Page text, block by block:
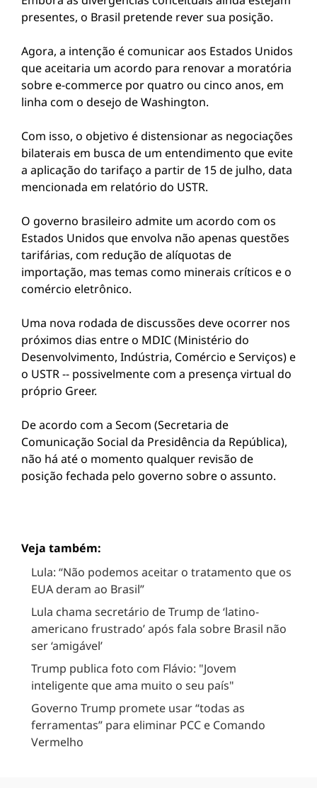
presentes, o Brasil pretende rever sua posição.
Agora, a intenção é comunicar aos Estados Unidos
que aceitaria um acordo para renovar a moratória
sobre e-commerce por quatro ou cinco anos, em
linha com o desejo de Washington.
Com isso, o objetivo é distensionar as negociações
bilaterais em busca de um entendimento que evite
a aplicação do tarifaço a partir de 15 de julho, data
mencionada em relatório do USTR.
O governo brasileiro admite um acordo com os
Estados Unidos que envolva não apenas questões
tarifárias, com redução de alíquotas de
importação, mas temas como minerais críticos e o
comércio eletrônico.
Uma nova rodada de discussões deve ocorrer nos
próximos dias entre o MDIC (Ministério do
Desenvolvimento, Indústria, Comércio e Serviços) e
o USTR -- possivelmente com a presença virtual do
próprio Greer.
De acordo com a Secom (Secretaria de
Comunicação Social da Presidência da República),
não há até o momento qualquer revisão de
posição fechada pelo governo sobre o assunto.
Veja também:
Lula: “Não podemos aceitar o tratamento que os
EUA deram ao Brasil”
Lula chama secretário de Trump de ‘latino-
americano frustrado’ após fala sobre Brasil não
ser ‘amigável’
Trump publica foto com Flávio: "Jovem
inteligente que ama muito o seu país"
Governo Trump promete usar “todas as
ferramentas” para eliminar PCC e Comando
Vermelho